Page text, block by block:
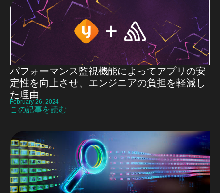
パフォーマンス監視機能によってアプリの安
定性を向上させ、エンジニアの負担を軽減し
た理由
February 26, 2024
この記事を読む